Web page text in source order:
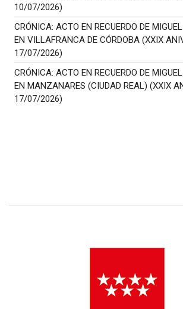
10/07/2026)
CRÓNICA: ACTO EN RECUERDO DE
EN VILLAFRANCA DE CÓRDOBA (XXIX
17/07/2026)
CRÓNICA: ACTO EN RECUERDO DE
EN MANZANARES (CIUDAD REAL) (XXIX
17/07/2026)